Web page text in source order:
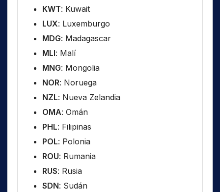
KWT: Kuwait
LUX: Luxemburgo
MDG: Madagascar
MLI: Malí
MNG: Mongolia
NOR: Noruega
NZL: Nueva Zelandia
OMA: Omán
PHL: Filipinas
POL: Polonia
ROU: Rumania
RUS: Rusia
SDN: Sudán